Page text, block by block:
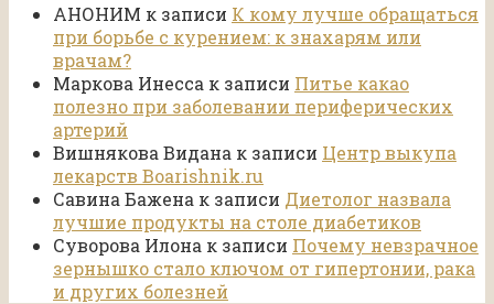
АНОНИМ к записи К кому лучше обращаться
при борьбе с курением: к знахарям или
врачам?
Маркова Инесса к записи Питье какао
полезно при заболевании периферических
артерий
Вишнякова Видана к записи Центр выкупа
лекарств Boarishnik.ru
Савина Бажена к записи Диетолог назвала
лучшие продукты на столе диабетиков
Суворова Илона к записи Почему невзрачное
зернышко стало ключом от гипертонии, рака
и других болезней